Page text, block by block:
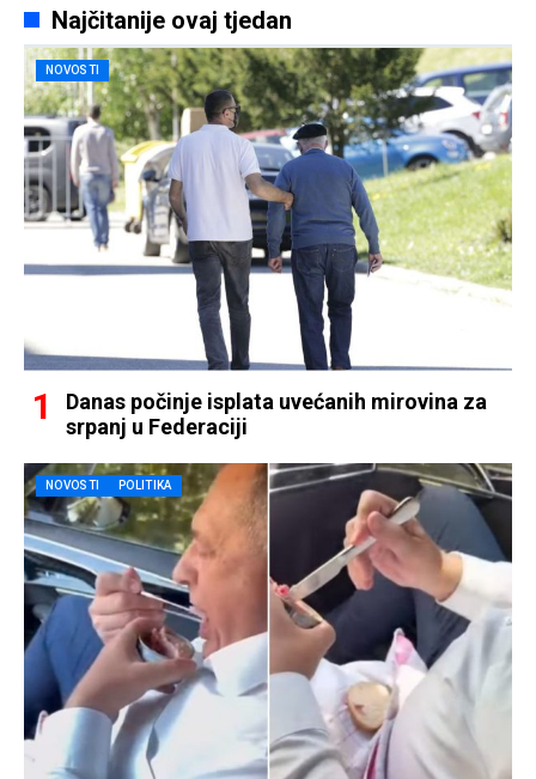
Najčitanije ovaj tjedan
NOVOSTI
Danas počinje isplata uvećanih mirovina za
srpanj u Federaciji
NOVOSTI POLITIKA